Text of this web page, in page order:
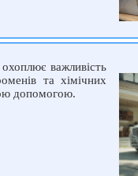
важливість
та хімічних
допомогою.